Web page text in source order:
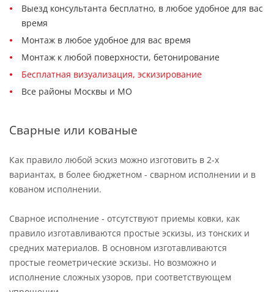
Выезд консультанта бесплатно, в любое удобное для вас
время
Монтаж в любое удобное для вас время
Монтаж к любой поверхности, бетонирование
Бесплатная визуализация, эскизирование
Все районы Москвы и МО
Сварные или кованые
Как правило любой эскиз можно изготовить в 2-х
вариантах, в более бюджетном - сварном исполнении и в
кованом исполнении.
Сварное исполнение - отсутствуют приемы ковки, как
правило изготавливаются простые эскизы, из тонских и
средних материалов. В основном изготавливаются
простые геометрические эскизы. Но возможно и
исполнение сложных узоров, при соответствующем